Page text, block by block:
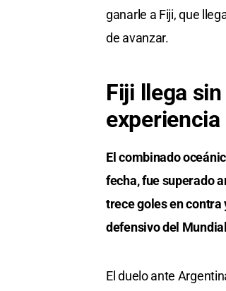
ganarle a Fiji, que
de avanzar.
Fiji llega
experiencia
El combinado
fecha, fue superado
trece goles en contra
defensivo del
El duelo ante